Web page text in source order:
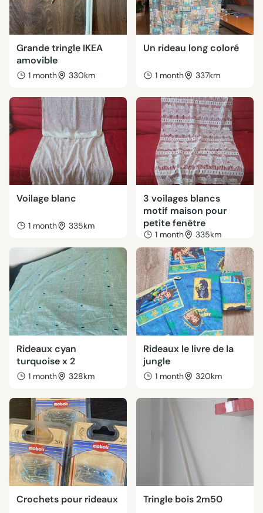
Grande tringle IKEA
amovible
1 month 330km
Un rideau long coloré
1 month 337km
Voilage blanc
1 month 335km
3 voilages blancs
motif maison pour
petite fenêtre
1 month 335km
Rideaux cyan
turquoise x 2
1 month 328km
Rideaux le livre de la
jungle
1 month 320km
Crochets pour rideaux Tringle bois 2m50